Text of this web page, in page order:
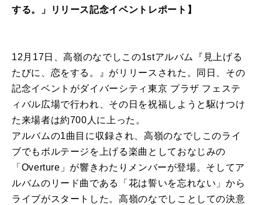
する。」リリース記念イベントレポート】
12月17日、高嶺のなでしこの1stアルバム『見上げる
たびに、恋をする。』がリリースされた。同日、その
記念イベントがダイバーシティ東京 プラザ フェステ
ィバル広場で行われ、その日を祝福しようと駆けつけ
た来場者は約700人に上った。
アルバムの1曲目に収録され、高嶺のなでしこのライ
ブでもボルテージを上げる楽曲としておなじみの
「Overture」が響きわたりメンバーが登場。そしてア
ルバムのリード曲である「花は誓いを忘れない」から
ライブがスタートした。高嶺のなでしことしての決意